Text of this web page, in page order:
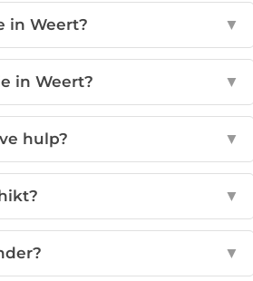
in Weert? ▼
in Weert? ▼
hulp? ▼
▼
▼